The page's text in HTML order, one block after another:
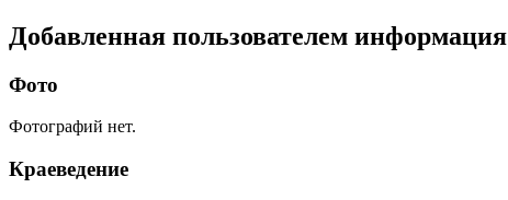
Добавленная пользователем информация
Фото
Фотографий нет.
Краеведение